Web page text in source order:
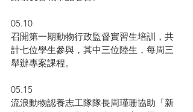
05.10
召開第一期動物行政監督實習生培訓，共
計七位學生參與，其中三位陸生，每周三
舉辦專案課程。
05.15
流浪動物認養志工隊隊長周瑾珊協助「新